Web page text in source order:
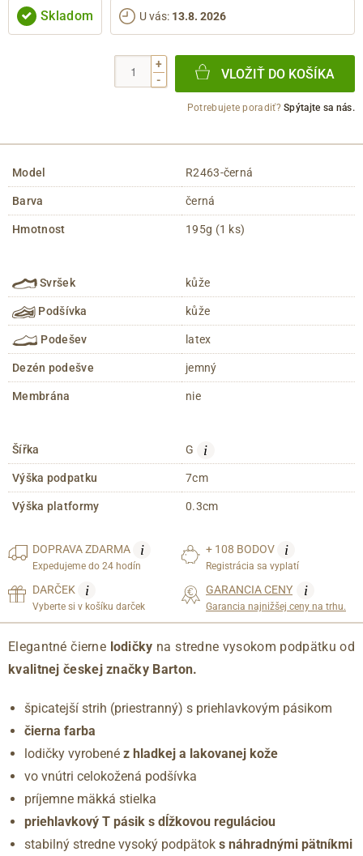
Skladom U vás: 13.8. 2026
+
-
VLOŽIŤ DO KOŠÍKA
Potrebujete poradiť?Spýtajte sa nás.
Model R2463-černá
Barva černá
Hmotnost 195g (1 ks)
Svršek kůže
Podšívka kůže
Podešev latex
Dezén podešve jemný
Membrána nie
Šířka G i
Výška podpatku 7cm
Výška platformy 0.3cm
DOPRAVAZDARMA i
Expedujeme do 24 hodín
+ 108 BODOV i
Registrácia sa vyplatí
DARČEK i
Vyberte si v košíku darček
GARANCIA CENY i
Garancia najnižšej ceny na trhu.
Elegantné čierne lodičky na stredne vysokom podpätku od
kvalitnej českej značky Barton.
špicatejší strih (priestranný) s priehlavkovým pásikom
čierna farba
lodičky vyrobené z hladkej a lakovanej kože
vo vnútri celokožená podšívka
príjemne mäkká stielka
priehlavkový T pásik s dĺžkovou reguláciou
stabilný stredne vysoký podpätok s náhradnými pätníkmi